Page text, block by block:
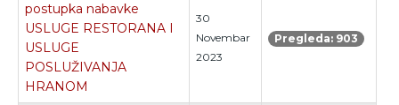
postupka nabavke
USLUGE RESTORANA I
USLUGE
POSLUŽIVANJA
HRANOM
30
Novembar
2023
Pregleda: 903